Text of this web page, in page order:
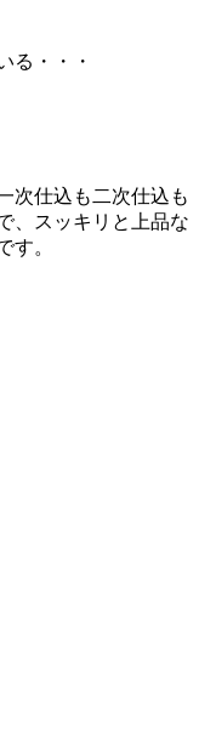
る・・・
次仕込も二次仕込も
、スッキリと上品な
す。